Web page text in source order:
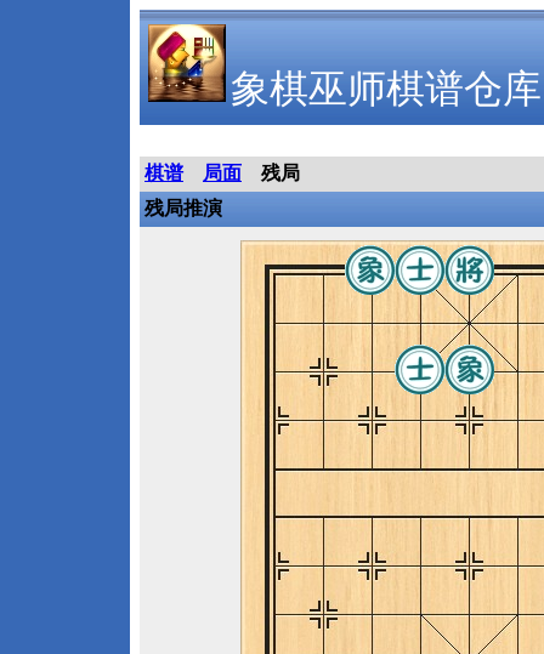
象棋巫师棋谱仓库
棋谱 局面
残局
残局推演